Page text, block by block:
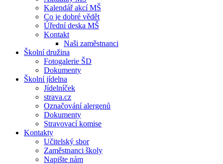
Kalendář akcí MŠ
Co je dobré vědět
Úřední deska MŠ
Kontakt
Naši zaměstnanci
Školní družina
Fotogalerie ŠD
Dokumenty
Školní jídelna
Jídelníček
strava.cz
Označování alergenů
Dokumenty
Stravovací komise
Kontakty
Učitelský sbor
Zaměstnanci školy
Napište nám